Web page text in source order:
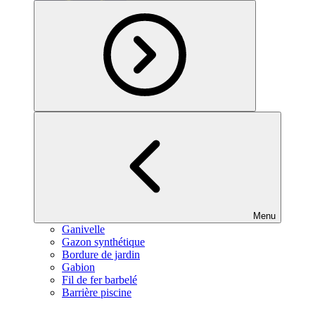
Menu
Ganivelle
Gazon synthétique
Bordure de jardin
Gabion
Fil de fer barbelé
Barrière piscine